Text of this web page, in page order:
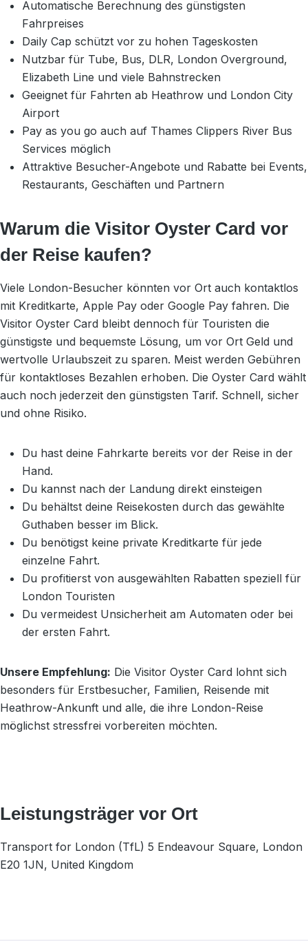
Automatische Berechnung des günstigsten
Fahrpreises
Daily Cap schützt vor zu hohen Tageskosten
Nutzbar für Tube, Bus, DLR, London Overground,
Elizabeth Line und viele Bahnstrecken
Geeignet für Fahrten ab Heathrow und London City
Airport
Pay as you go auch auf Thames Clippers River Bus
Services möglich
Attraktive Besucher-Angebote und Rabatte bei Events,
Restaurants, Geschäften und Partnern
Warum die Visitor Oyster Card vor
der Reise kaufen?
Viele London-Besucher könnten vor Ort auch kontaktlos
mit Kreditkarte, Apple Pay oder Google Pay fahren. Die
Visitor Oyster Card bleibt dennoch für Touristen die
günstigste und bequemste Lösung, um vor Ort Geld und
wertvolle Urlaubszeit zu sparen. Meist werden Gebühren
für kontaktloses Bezahlen erhoben. Die Oyster Card wählt
auch noch jederzeit den günstigsten Tarif. Schnell, sicher
und ohne Risiko.
Du hast deine Fahrkarte bereits vor der Reise in der
Hand.
Du kannst nach der Landung direkt einsteigen
Du behältst deine Reisekosten durch das gewählte
Guthaben besser im Blick.
Du benötigst keine private Kreditkarte für jede
einzelne Fahrt.
Du profitierst von ausgewählten Rabatten speziell für
London Touristen
Du vermeidest Unsicherheit am Automaten oder bei
der ersten Fahrt.
Unsere Empfehlung: Die Visitor Oyster Card lohnt sich
besonders für Erstbesucher, Familien, Reisende mit
Heathrow-Ankunft und alle, die ihre London-Reise
möglichst stressfrei vorbereiten möchten.
Leistungsträger vor Ort
Transport for London (TfL) 5 Endeavour Square, London
E20 1JN, United Kingdom